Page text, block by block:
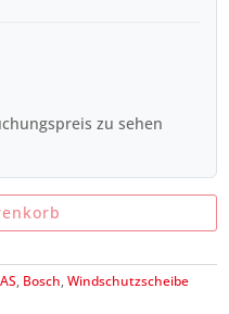
zu sehen
, Bosch,Windschutzscheibe